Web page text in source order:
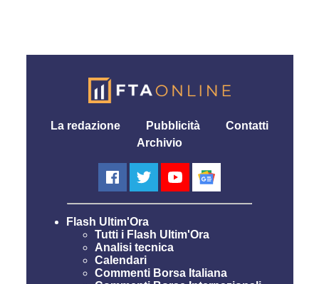
La redazione Pubblicità
Contatti
Archivio
Flash Ultim'Ora
Tutti i Flash Ultim'Ora
Analisi tecnica
Calendari
Commenti Borsa Italiana